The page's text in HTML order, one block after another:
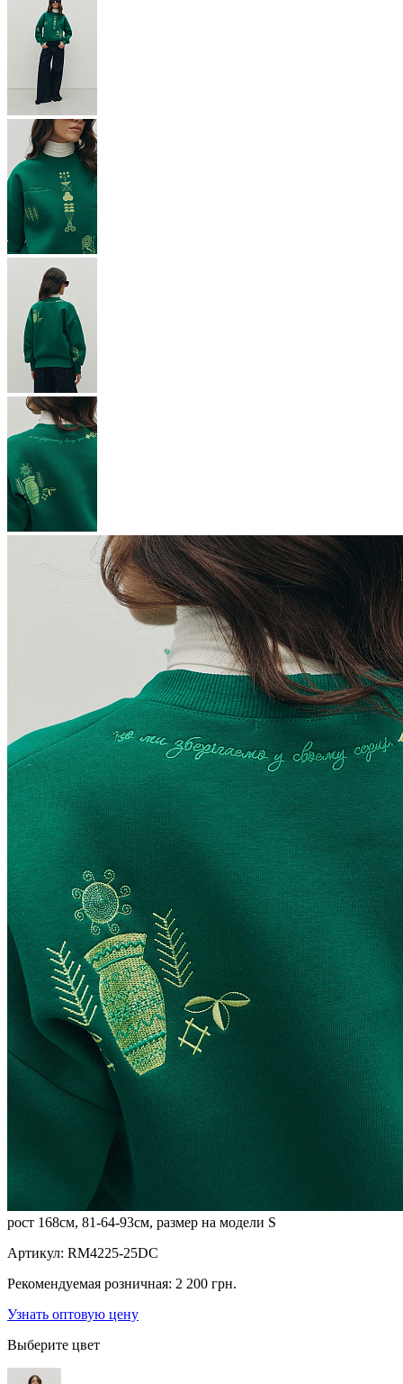
рост 168см, 81-64-93см, размер на модели S
Артикул: RM4225-25DC
Рекомендуемая розничная: 2 200 грн.
Узнать оптовую цену
Выберите цвет